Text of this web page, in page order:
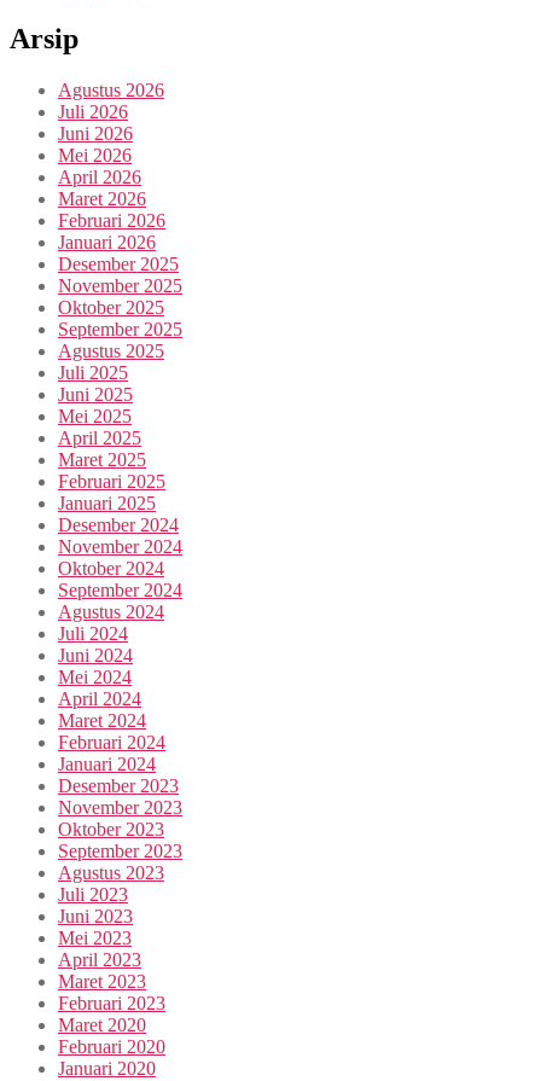
Arsip
Agustus 2026
Juli 2026
Juni 2026
Mei 2026
April 2026
Maret 2026
Februari 2026
Januari 2026
Desember 2025
November 2025
Oktober 2025
September 2025
Agustus 2025
Juli 2025
Juni 2025
Mei 2025
April 2025
Maret 2025
Februari 2025
Januari 2025
Desember 2024
November 2024
Oktober 2024
September 2024
Agustus 2024
Juli 2024
Juni 2024
Mei 2024
April 2024
Maret 2024
Februari 2024
Januari 2024
Desember 2023
November 2023
Oktober 2023
September 2023
Agustus 2023
Juli 2023
Juni 2023
Mei 2023
April 2023
Maret 2023
Februari 2023
Maret 2020
Februari 2020
Januari 2020